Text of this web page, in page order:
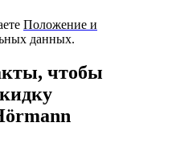
Положение и
данных.
чтобы